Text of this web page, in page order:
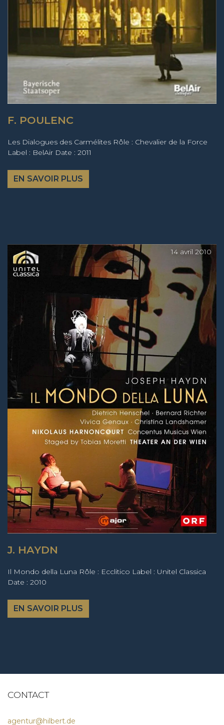
F. POULENC
Les Dialogues des Carmélites Rôle : Chevalier de la Force
Label : BelAir Date : 2011
EN SAVOIR PLUS
14 avril 2010
J. HAYDN
Il Mondo della Luna Rôle : Ecclitico Label : Unitel Classica
Date : 2010
EN SAVOIR PLUS
CONTACT
agentur@hilbert.de